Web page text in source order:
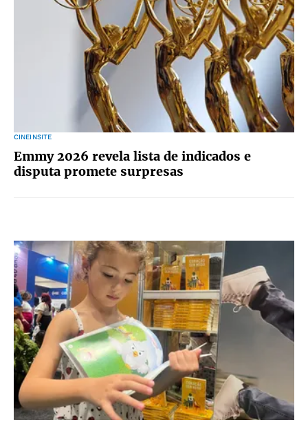
CINEINSITE
Emmy 2026 revela lista de indicados e
disputa promete surpresas